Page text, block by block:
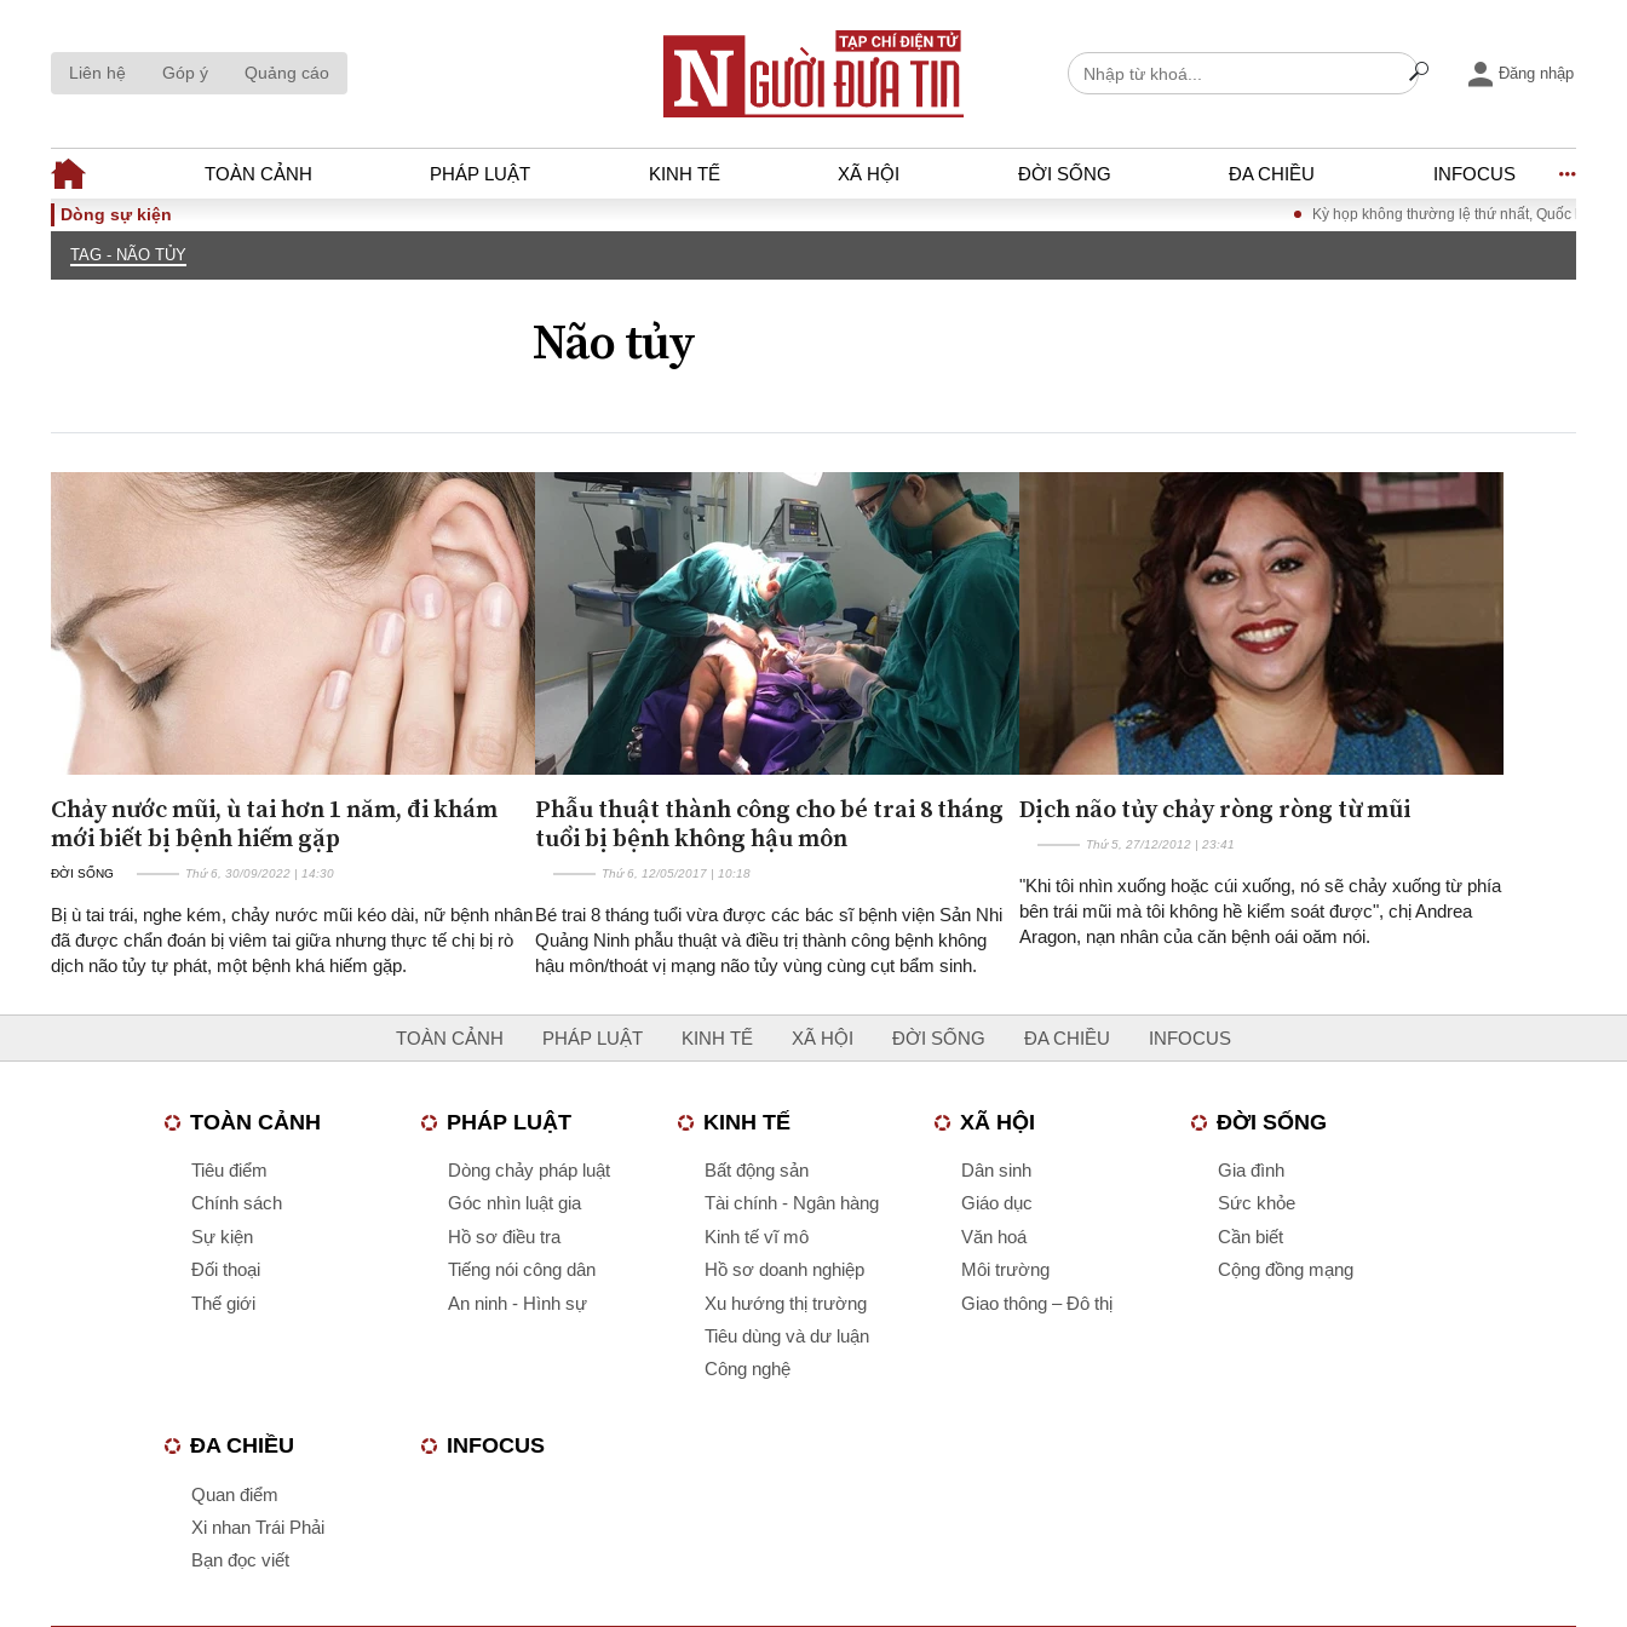
Liên hệ Góp ý Quảng cáo Đăng nhập
TOÀN CẢNH PHÁP LUẬT KINH TẾ XÃ HỘI ĐỜI SỐNG ĐA CHIỀU INFOCUS
TOÀN CẢNH
Thế giới
Góc nhìn luật gia
An ninh - Hình sự
Xu hướng thị trường
Tiêu dùng và dư luận
Công nghệ
Giao thông – Đô thị
Quan điểm
Xi nhan Trái Phải
Bạn đọc viết
INFOCUS
Đăng ký tin tức mới
Dòng sự kiện Kỳ họp không thường lệ thứ nhất, Quốc hội khóa
TAG - NÃO TỦY
Não tủy
Chảy nước mũi, ù tai hơn 1 năm, đi khám
mới biết bị bệnh hiếm gặp
ĐỜI SỐNG Thứ 6, 30/09/2022 | 14:30
Bị ù tai trái, nghe kém, chảy nước mũi kéo dài, nữ bệnh nhân
đã được chẩn đoán bị viêm tai giữa nhưng thực tế chị bị rò
dịch não tủy tự phát, một bệnh khá hiếm gặp.
Phẫu thuật thành công cho bé trai 8 tháng
tuổi bị bệnh không hậu môn
Thứ 6, 12/05/2017 | 10:18
Bé trai 8 tháng tuổi vừa được các bác sĩ bệnh viện Sản Nhi
Quảng Ninh phẫu thuật và điều trị thành công bệnh không
hậu môn/thoát vị mạng não tủy vùng cùng cụt bẩm sinh.
Dịch não tủy chảy ròng ròng từ mũi
Thứ 5, 27/12/2012 | 23:41
"Khi tôi nhìn xuống hoặc cúi xuống, nó sẽ chảy xuống từ phía
bên trái mũi mà tôi không hề kiểm soát được", chị Andrea
Aragon, nạn nhân của căn bệnh oái oăm nói.
TOÀN CẢNH PHÁP LUẬT KINH TẾ XÃ HỘI ĐỜI SỐNG ĐA CHIỀU INFOCUS
TOÀN CẢNH
Tiêu điểm
Chính sách
Sự kiện
Đối thoại
Thế giới
PHÁP LUẬT
Dòng chảy pháp luật
Góc nhìn luật gia
Hồ sơ điều tra
Tiếng nói công dân
An ninh - Hình sự
KINH TẾ
Bất động sản
Tài chính - Ngân hàng
Kinh tế vĩ mô
Hồ sơ doanh nghiệp
Xu hướng thị trường
Tiêu dùng và dư luận
Công nghệ
XÃ HỘI
Dân sinh
Giáo dục
Văn hoá
Môi trường
Giao thông – Đô thị
ĐỜI SỐNG
Gia đình
Sức khỏe
Cần biết
Cộng đồng mạng
ĐA CHIỀU
Quan điểm
Xi nhan Trái Phải
Bạn đọc viết
INFOCUS